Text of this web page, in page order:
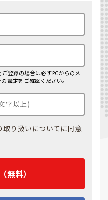
登録の場合は必ずPCからのメ
設定をご確認ください。
取り扱いについてに同意
無料）